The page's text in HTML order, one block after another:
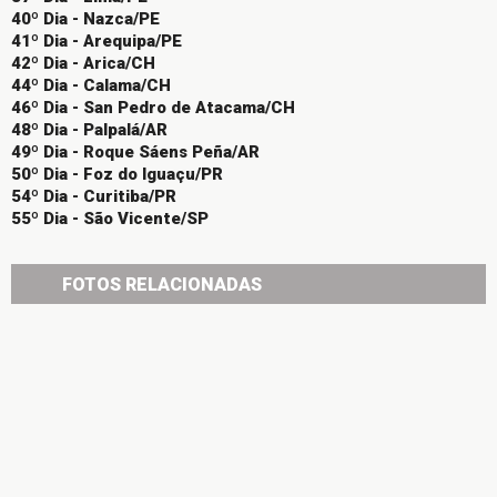
40º Dia - Nazca/PE
41º Dia - Arequipa/PE
42º Dia - Arica/CH
44º Dia - Calama/CH
46º Dia - San Pedro de Atacama/CH
48º Dia - Palpalá/AR
49º Dia - Roque Sáens Peña/AR
50º Dia - Foz do Iguaçu/PR
54º Dia - Curitiba/PR
55º Dia - São Vicente/SP
FOTOS RELACIONADAS